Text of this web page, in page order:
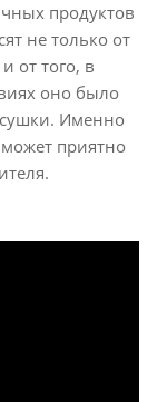
продуктов
не только от
от того, в
оно было
Именно
приятно